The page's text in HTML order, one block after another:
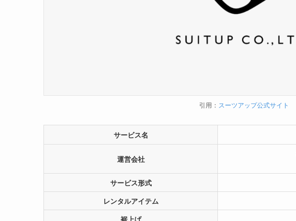
引用： スーツアップ公式サイト
サービス名
運営会社
サービス形式
レンタルアイテム
裾上げ